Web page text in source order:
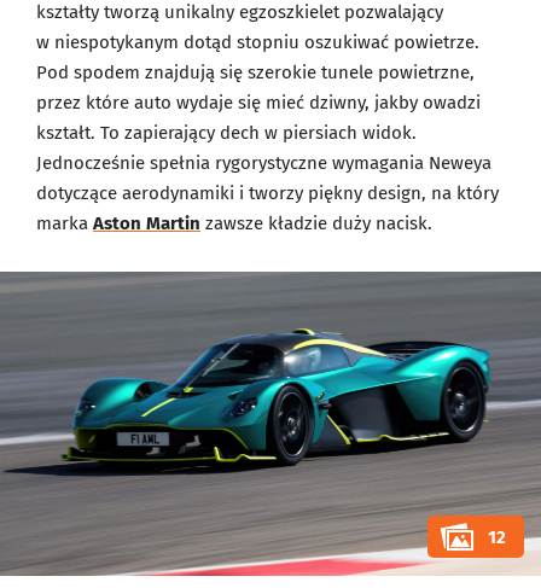
kształty tworzą unikalny egzoszkielet pozwalający
w niespotykanym dotąd stopniu oszukiwać powietrze.
Pod spodem znajdują się szerokie tunele powietrzne,
przez które auto wydaje się mieć dziwny, jakby owadzi
kształt. To zapierający dech w piersiach widok.
Jednocześnie spełnia rygorystyczne wymagania Neweya
dotyczące aerodynamiki i tworzy piękny design, na który
marka Aston Martin zawsze kładzie duży nacisk.
12